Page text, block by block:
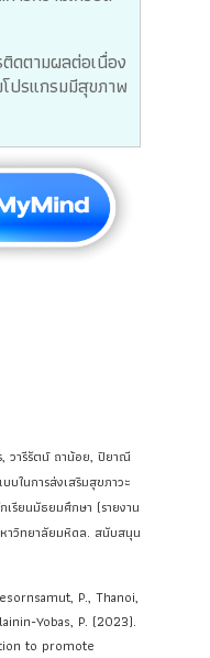
ดตามผลต่อเนื่อง
ปรแกรมมีสุขภาพ
วารีรัตน์ ถาน้อย, ปิยาณี
ในการส่งเสริมสุขภาวะ
รียนมัธยมศึกษา (รายงาน
วิทยาลัยมหิดล. สนับสนุน
P., Thanoi,
Yobas, P. (2023).
to promote